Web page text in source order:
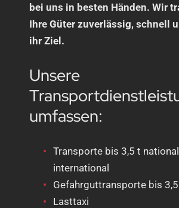
bei uns in besten Händen. Wir
Ihre Güter zuverlässig, schnell
ihr Ziel.
Unsere
umfassen:
Transporte bis 3,5 t
international
Gefahrguttransporte bis
Lasttaxi